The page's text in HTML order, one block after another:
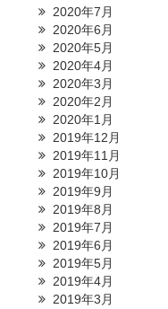
2020年7月
2020年6月
2020年5月
2020年4月
2020年3月
2020年2月
2020年1月
2019年12月
2019年11月
2019年10月
2019年9月
2019年8月
2019年7月
2019年6月
2019年5月
2019年4月
2019年3月